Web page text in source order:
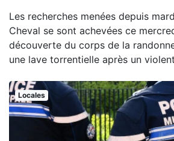
Les recherches menées depuis
Cheval se sont achevées ce
découverte du corps de la
une lave torrentielle après un
Locales